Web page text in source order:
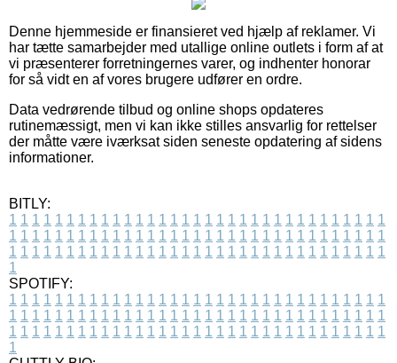
Denne hjemmeside er finansieret ved hjælp af reklamer. Vi
har tætte samarbejder med utallige online outlets i form af at
vi præsenterer forretningernes varer, og indhenter honorar
for så vidt en af vores brugere udfører en ordre.
Data vedrørende tilbud og online shops opdateres
rutinemæssigt, men vi kan ikke stilles ansvarlig for rettelser
der måtte være iværksat siden seneste opdatering af sidens
informationer.
BITLY:
1 1 1 1 1 1 1 1 1 1 1 1 1 1 1 1 1 1 1 1 1 1 1 1 1 1 1 1 1 1 1 1 1
1 1 1 1 1 1 1 1 1 1 1 1 1 1 1 1 1 1 1 1 1 1 1 1 1 1 1 1 1 1 1 1 1
1 1 1 1 1 1 1 1 1 1 1 1 1 1 1 1 1 1 1 1 1 1 1 1 1 1 1 1 1 1 1 1 1
1
SPOTIFY:
1 1 1 1 1 1 1 1 1 1 1 1 1 1 1 1 1 1 1 1 1 1 1 1 1 1 1 1 1 1 1 1 1
1 1 1 1 1 1 1 1 1 1 1 1 1 1 1 1 1 1 1 1 1 1 1 1 1 1 1 1 1 1 1 1 1
1 1 1 1 1 1 1 1 1 1 1 1 1 1 1 1 1 1 1 1 1 1 1 1 1 1 1 1 1 1 1 1 1
1